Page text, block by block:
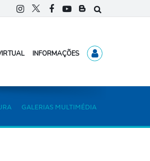
INFORMAÇÕES
GALERIAS MULTIMÉDIA